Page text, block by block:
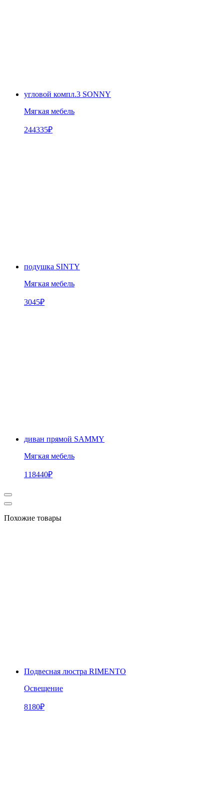
угловой компл.3 SONNY
Мягкая мебель
244335₽
подушка SINTY
Мягкая мебель
3045₽
диван прямой SAMMY
Мягкая мебель
118440₽
Похожие товары
Подвесная люстра RIMENTO
Освещение
8180₽